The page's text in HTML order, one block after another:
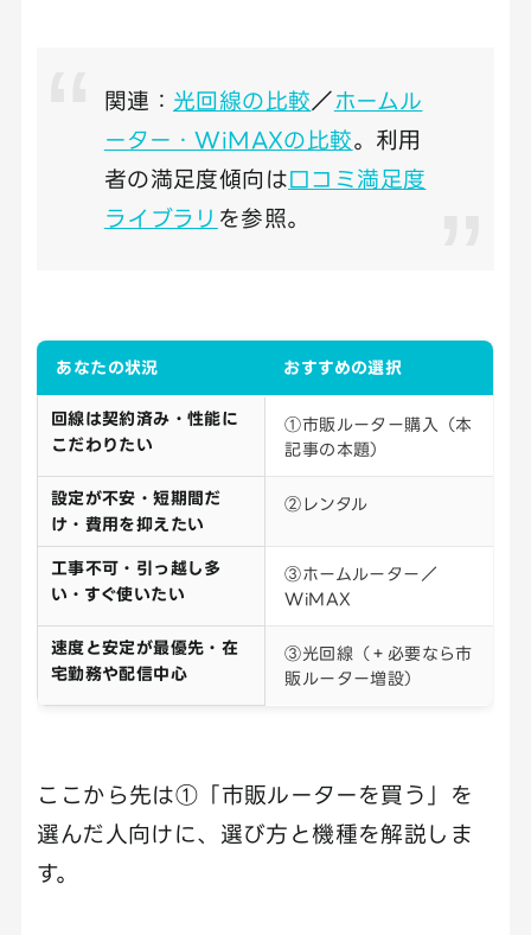
関連： 光回線の比較／ホームル
ーター・WiMAXの比較。利用
者の満足度傾向は口コミ満足度
ライブラリ を参照。
あなたの状況 おすすめの選択
回線は契約済み・性能に
こだわりたい
①市販ルーター購入（本
記事の本題）
設定が不安・短期間だ
け・費用を抑えたい
②レンタル
工事不可・引っ越し多
い・すぐ使いたい
③ホームルーター／
WiMAX
速度と安定が最優先・在
宅勤務や配信中心
③光回線（＋必要なら市
販ルーター増設）
ここから先は①「市販ルーターを買う」を
選んだ人向けに、選び方と機種を解説しま
す。